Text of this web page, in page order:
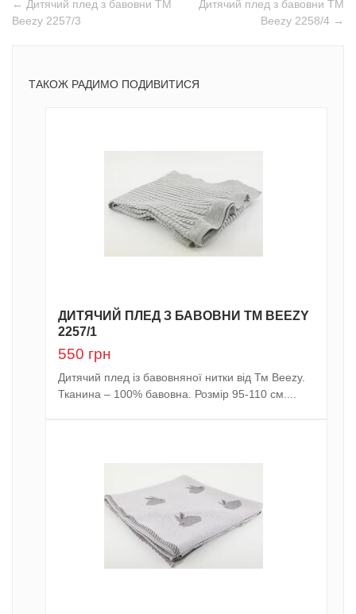
← Дитячий плед з бавовни ТМ
Beezy 2257/3
Дитячий плед з бавовни ТМ
Beezy 2258/4 →
ТАКОЖ РАДИМО ПОДИВИТИСЯ
ДИТЯЧИЙ ПЛЕД З БАВОВНИ ТМ BEEZY
2257/1
550 грн
Дитячий плед із бавовняної нитки від Тм Beezy.
Тканина – 100% бавовна. Розмір 95-110 см....